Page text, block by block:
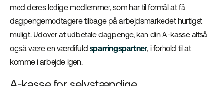
med deres ledige medlemmer, som har til formål at få
dagpengemodtagere tilbage på arbejdsmarkedet hurtigst
muligt. Udover at udbetale dagpenge, kan din A-kasse altså
også være en værdifuld sparringspartner, i forhold til at
komme i arbejde igen.